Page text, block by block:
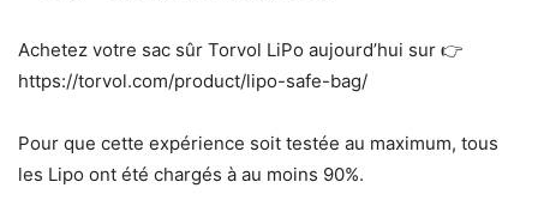
Achetez votre sac sûr Torvol LiPo aujourd’hui sur 👉
https://torvol.com/product/lipo-safe-bag/
Pour que cette expérience soit testée au maximum, tous
les Lipo ont été chargés à au moins 90%.